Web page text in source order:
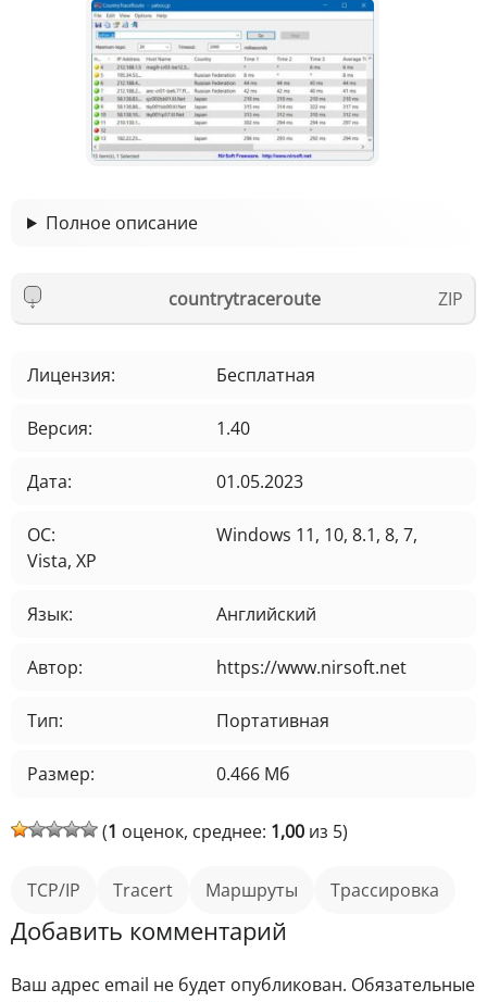
Полное описание
countrytraceroute
Лицензия: Бесплатная
Версия: 1.40
Дата: 01.05.2023
ОС:
Windows 11, 10, 8.1, 8, 7,
Vista, XP
Язык: Английский
Автор: https://www.nirsoft.net
Тип: Портативная
Размер: 0.466 Мб
(1 оценок, среднее: 1,00 из 5)
TCP/IP tracert маршруты трассировка
Добавить комментарий
Ваш адрес email не будет опубликован. Обязательные